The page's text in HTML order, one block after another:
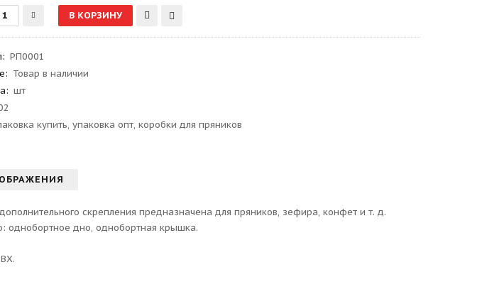
: РП0001
Товар в наличии
шт
купить,упаковка опт,коробки для пряников
скрепления предназначена для пряников, зефира, конфет и т. д.
однобортное дно, однобортная крышка.